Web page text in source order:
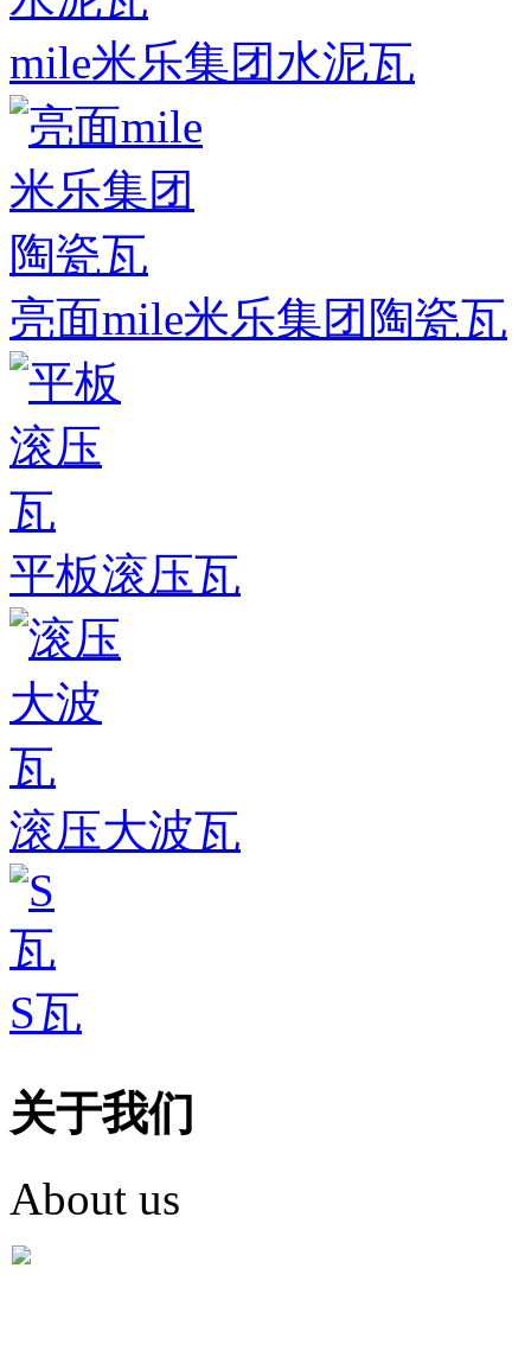
mile米乐集团水泥瓦
亮面mile米乐集团陶瓷瓦
平板滚压瓦
滚压大波瓦
S瓦
关于我们
About us